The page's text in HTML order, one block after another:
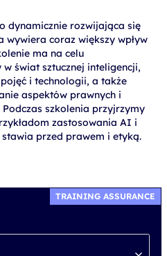
dynamicznie rozwijająca się
coraz większy wpływ
ma na celu
świat sztucznej inteligencji,
i technologii, a także
aspektów prawnych i
szkolenia przyjrzymy
zastosowania AI i
przed prawem i etyką.
TRAINING ASSURANCE